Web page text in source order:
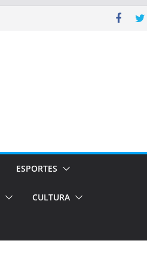
ESPORTES
CULTURA